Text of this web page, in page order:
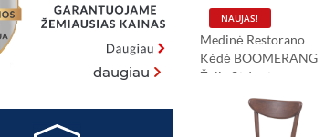
daugiau
Medinė Restorano
Kėdė BOOMERANG
Žalia Sėdynė
NAUJAS!